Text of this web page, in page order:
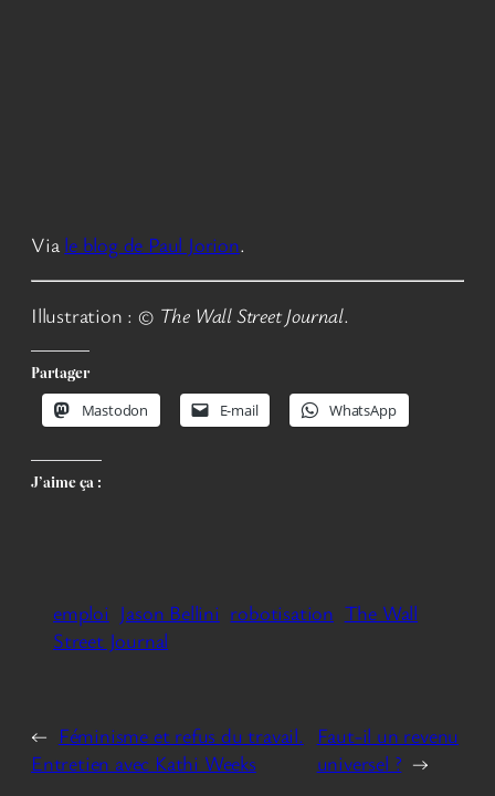
Via le blog de Paul Jorion.
Illustration : © The Wall Street Journal.
Partager
Mastodon
E-mail WhatsApp
J’aime ça :
emploi Jason Bellini robotisation The Wall
Street Journal
← Féminisme et refus du travail.
Entretien avec Kathi Weeks
Faut-il un revenu
universel ? →